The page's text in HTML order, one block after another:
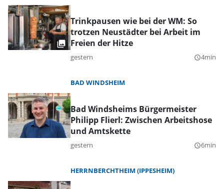
Trinkpausen wie bei der WM: So
trotzen Neustädter bei Arbeit im
Freien der Hitze
gestern query_builder4min
BAD WINDSHEIM
Bad Windsheims Bürgermeister
Philipp Flierl: Zwischen Arbeitshose
und Amtskette
gestern query_builder6min
HERRNBERCHTHEIM (IPPESHEIM)